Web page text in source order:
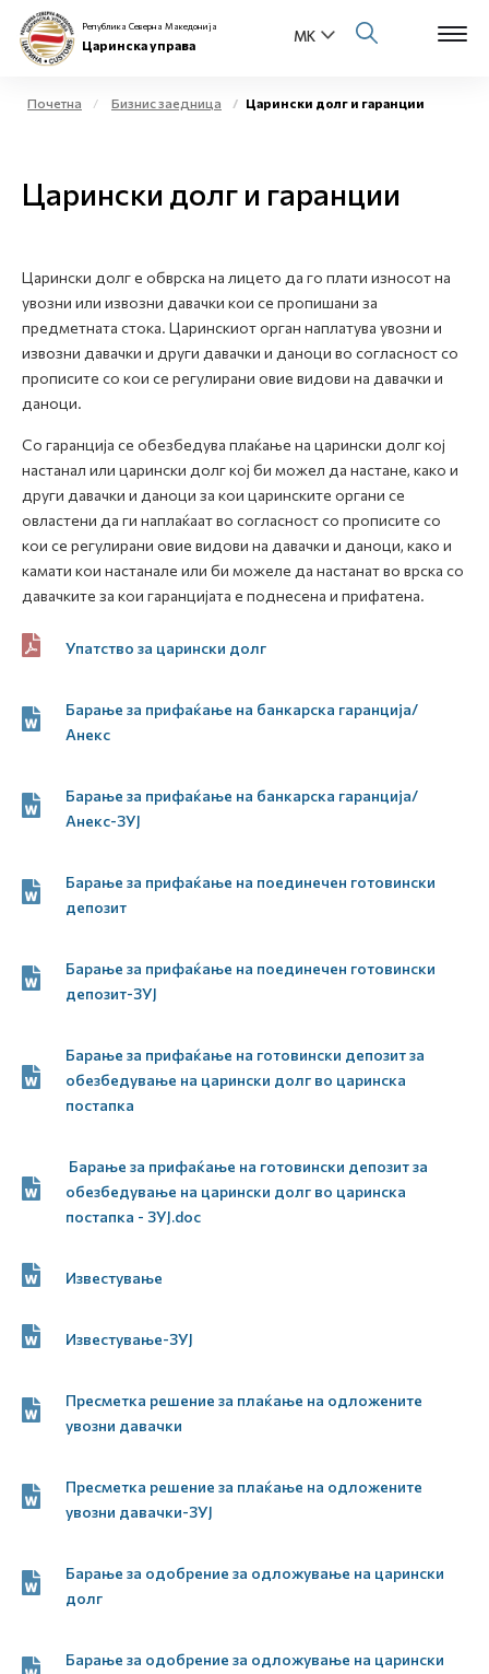
Физички лица
Бизнис заедница
Е-Царина
Open
Медиа центар
Република Северна Македонија
Царинска управа
Почетна Бизнис заедница Царински долг и гаранции
Царински долг и гаранции
Царински долг е обврска на лицето да го плати износот на
увозни или извозни давачки кои се пропишани за
предметната стока. Царинскиот орган наплатува увозни и
извозни давачки и други давачки и даноци во согласност со
прописите со кои се регулирани овие видови на давачки и
даноци.
Со гаранција се обезбедува плаќање на царински долг кој
настанал или царински долг кој би можел да настане, како и
други давачки и даноци за кои царинските органи се
овластени да ги наплаќаат во согласност со прописите со
кои се регулирани овие видови на давачки и даноци, како и
камати кои настанале или би можеле да настанат во врска со
давачките за кои гаранцијата е поднесена и прифатена.
Упатство за царински долг
Барање за прифаќање на банкарска гаранција/
Анекс
Барање за прифаќање на банкарска гаранција/
Анекс-ЗУЈ
Барање за прифаќање на поединечен готовински
депозит
Барање за прифаќање на поединечен готовински
депозит-ЗУЈ
Барање за прифаќање на готовински депозит за
обезбедување на царински долг во царинска
постапка
Барање за прифаќање на готовински депозит за
обезбедување на царински долг во царинска
постапка - ЗУЈ.doc
Известување
Известување-ЗУЈ
Пресметка решение за плаќање на одложените
увозни давачки
Пресметка решение за плаќање на одложените
увозни давачки-ЗУЈ
Барање за одобрение за одложување на царински
долг
Барање за одобрение за одложување на царински